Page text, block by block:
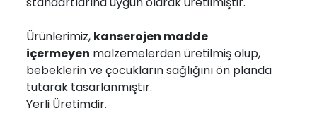
Ürünlerimiz, kanserojen madde
içermeyen malzemelerden üretilmiş olup,
bebeklerin ve çocukların sağlığını ön planda
tutarak tasarlanmıştır.
Yerli Üretimdir.